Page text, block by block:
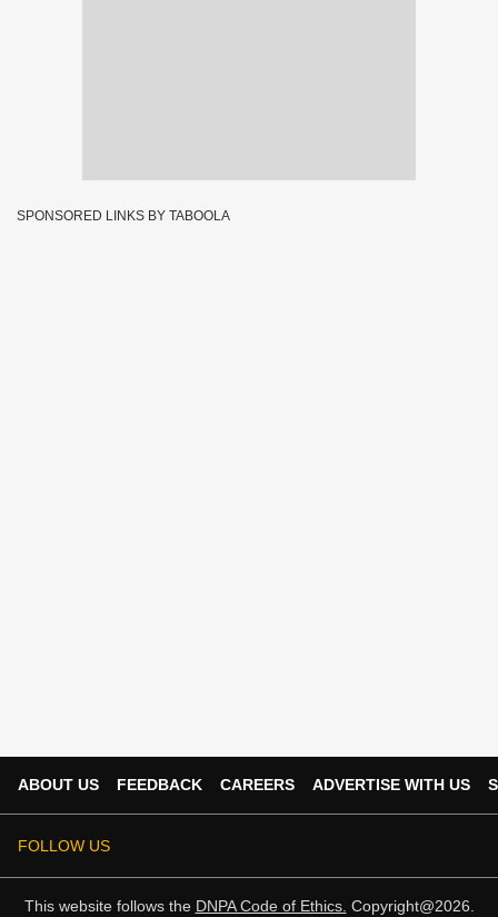
SPONSORED LINKS BY TABOOLA
ABOUT US FEEDBACK CAREERS ADVERTISE WITH US
FOLLOW US
This website follows the DNPA Code of Ethics. Copyright@2026.